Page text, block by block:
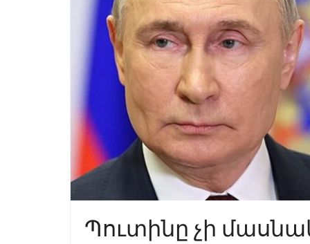
Պուտինը չի